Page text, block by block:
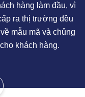
hàng làm đầu, vì
ra thị trường đều
mẫu mã và chủng
khách hàng.